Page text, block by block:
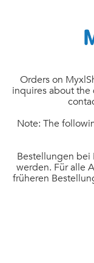
Orders on
inquires about the
Note: The
Bestellungen
werden. Für alle
früheren